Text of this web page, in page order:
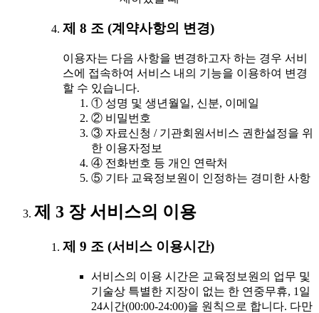
제 8 조 (계약사항의 변경)
이용자는 다음 사항을 변경하고자 하는 경우 서비
스에 접속하여 서비스 내의 기능을 이용하여 변경
할 수 있습니다.
① 성명 및 생년월일, 신분, 이메일
② 비밀번호
③ 자료신청 / 기관회원서비스 권한설정을 위
한 이용자정보
④ 전화번호 등 개인 연락처
⑤ 기타 교육정보원이 인정하는 경미한 사항
제 3 장 서비스의 이용
제 9 조 (서비스 이용시간)
서비스의 이용 시간은 교육정보원의 업무 및
기술상 특별한 지장이 없는 한 연중무휴, 1일
24시간(00:00-24:00)을 원칙으로 합니다. 다만